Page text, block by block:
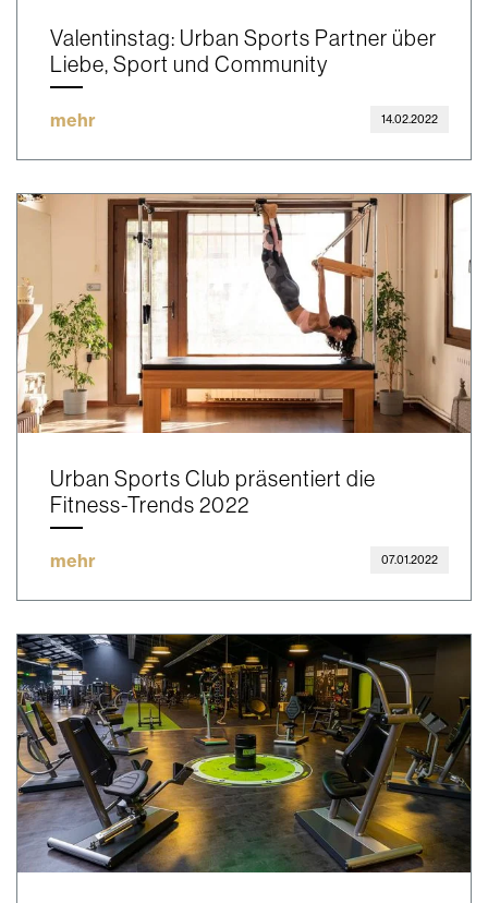
Valentinstag: Urban Sports Partner über
Liebe, Sport und Community
mehr 14.02.2022
Urban Sports Club präsentiert die
Fitness-Trends 2022
mehr 07.01.2022